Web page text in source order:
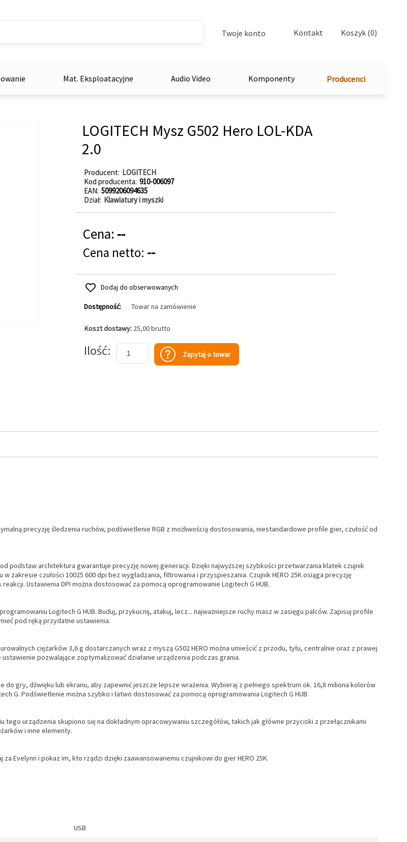
Twoje konto Kontakt Koszyk (0)
Mat. Eksploatacyjne Audio Video Komponenty Producenci
LOGITECH Mysz G502 Hero LOL-KDA
2.0
Producent LOGITECH
Kod producenta 910-006097
EAN 5099206094635
Dział Klawiatury i myszki
Cena: --
Cena netto: --
Dodaj do obserwowanych
Dostępność: Towar na zamówienie
Koszt dostawy: 25,00 brutto
Ilość Zapytaj o towar
precyzję śledzenia ruchów, podświetlenie RGB z możliwością dostosowania, niestandardowe profile gier, czułość od
podstaw architektura gwarantuje precyzję nowej generacji. Dzięki najwyższej szybkości przetwarzania klatek czujnik
zakresie czułości 10025 600 dpi bez wygładzania, filtrowania i przyspieszania. Czujnik HERO 25K osiąga precyzję
Ustawienia DPI można dostosować za pomocą oprogramowanie Logitech G HUB.
Logitech G HUB. Buduj, przykucnij, atakuj, lecz... najważniejsze ruchy masz w zasięgu palców. Zapisuj profile
pod ręką przydatne ustawienia.
ciężarków 3,6 g dostarczanych wraz z myszą G502 HERO można umieścić z przodu, tyłu, centralnie oraz z prawej
pozwalające zoptymalizować działanie urządzenia podczas grania.
do gry, dźwięku lub ekranu, aby zapewnić jeszcze lepsze wrażenia. Wybieraj z pełnego spektrum ok. 16,8 miliona kolorów
G. Podświetlenie można szybko i łatwo dostosować za pomocą oprogramowania Logitech G HUB.
urządzenia skupiono się na dokładnym opracowywaniu szczegółów, takich jak główne przyciski z przełącznikami
i inne elementy.
Evelynn i pokaz im, kto rządzi dzięki zaawansowanemu czujnikowi do gier HERO 25K.
USB